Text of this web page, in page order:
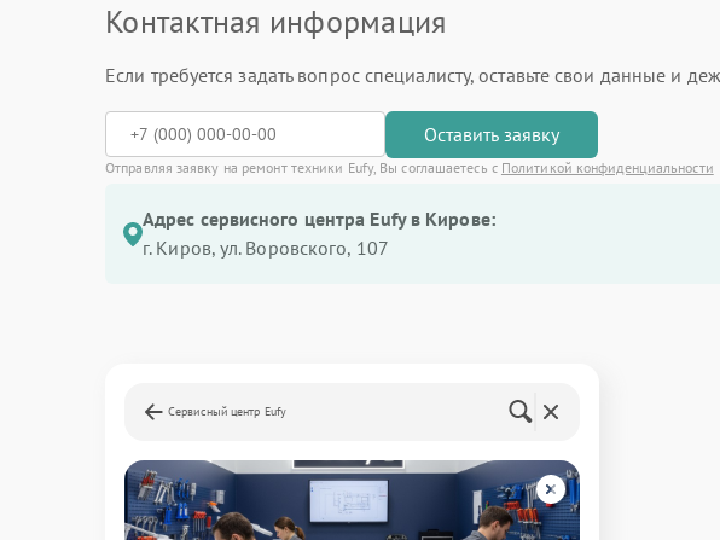
Контактная информация
Если требуется задать вопрос специалисту, оставьте свои данные и
Оставить заявку
Отправляя заявку на ремонт техники Eufy, Вы соглашаетесь с Политикой конфиденциальности
Адрес сервисного центра Eufy в Кирове:
г. Киров, ул. Воровского, 107
Сервисный центр Eufy